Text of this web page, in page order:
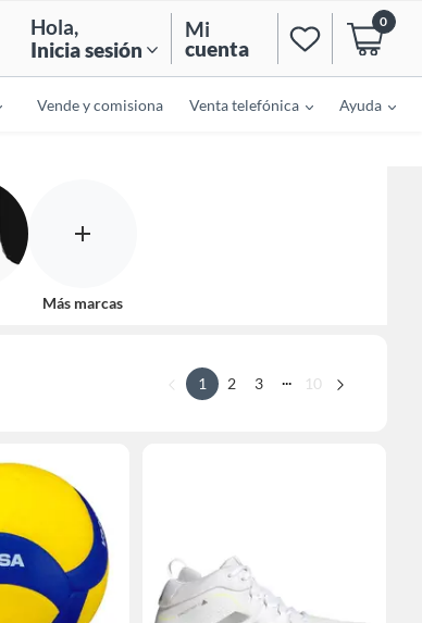
Hola,
Inicia sesión
Mi
cuenta
0
Vende y comisiona Venta telefónica Ayuda
Más marcas
1 2 3 ... 10